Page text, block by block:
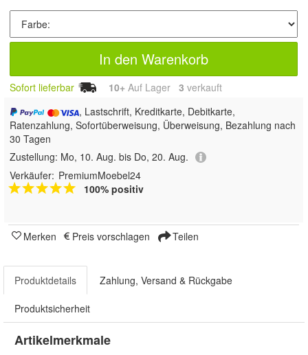
In den Warenkorb
Sofort lieferbar 10+ Auf Lager 3 verkauft
, Lastschrift, Kreditkarte, Debitkarte,
Ratenzahlung, Sofortüberweisung, Überweisung, Bezahlung nach
30 Tagen
Zustellung: Mo, 10. Aug. bis Do, 20. Aug.
Verkäufer: PremiumMoebel24
100% positiv
Merken Preis vorschlagen Teilen
Produktdetails Zahlung, Versand & Rückgabe
Produktsicherheit
Artikelmerkmale